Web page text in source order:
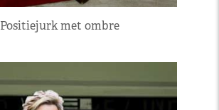
Positiejurk met ombre